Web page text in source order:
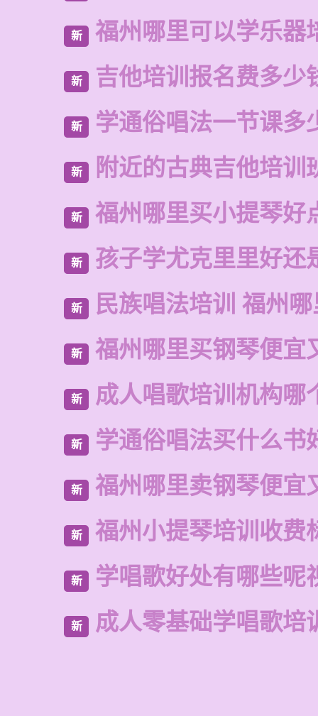
新 福州哪里可以学乐器
新 吉他培训报名费多少
新 学通俗唱法一节课多
新 附近的古典吉他培训
新 福州哪里买小提琴好
新 孩子学尤克里里好还
新 民族唱法培训 福州
新 福州哪里买钢琴便宜
新 成人唱歌培训机构哪
新 学通俗唱法买什么书
新 福州哪里卖钢琴便宜
新 福州小提琴培训收费
新 学唱歌好处有哪些呢
新 成人零基础学唱歌培